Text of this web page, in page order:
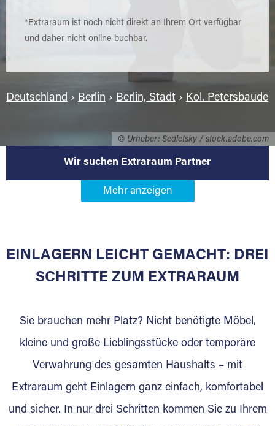
© Urheber: Sedletsky / stock.adobe.com
*Extraraum ist noch nicht direkt an Ihrem Ort verfügbar
und daher nicht online buchbar.
Deutschland › Berlin › Berlin, Stadt › Kol. Petersbaude
Wir suchen Extraraum Partner
Werden Sie Extraraum Partner in
Sie bieten Kunden Lagerraum zur Miete, der
für die Einlagerung von Umzugsgut gebaut
Lagerkunden und Vermietungen.
Ihre Vorteile als Extraraum Partner:
Marktgerechte Preise
Digitale Buchungsplattform
Gewinnung von Neukunden
EINLAGERN LEICHT GEMACHT: DREI
SCHRITTE ZUM EXTRARAUM
Sie brauchen mehr Platz? Nicht benötigte Möbel,
kleine und große Lieblingsstücke oder temporäre
Verwahrung des gesamten Haushalts – mit
Extraraum geht Einlagern ganz einfach, komfortabel
und sicher. In nur drei Schritten kommen Sie zu Ihrem